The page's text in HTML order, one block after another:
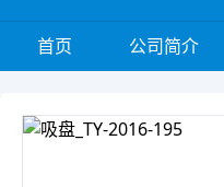
首页 公司简介